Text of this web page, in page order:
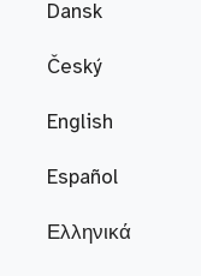
Dansk
Český
English
Español
Ελληνικά